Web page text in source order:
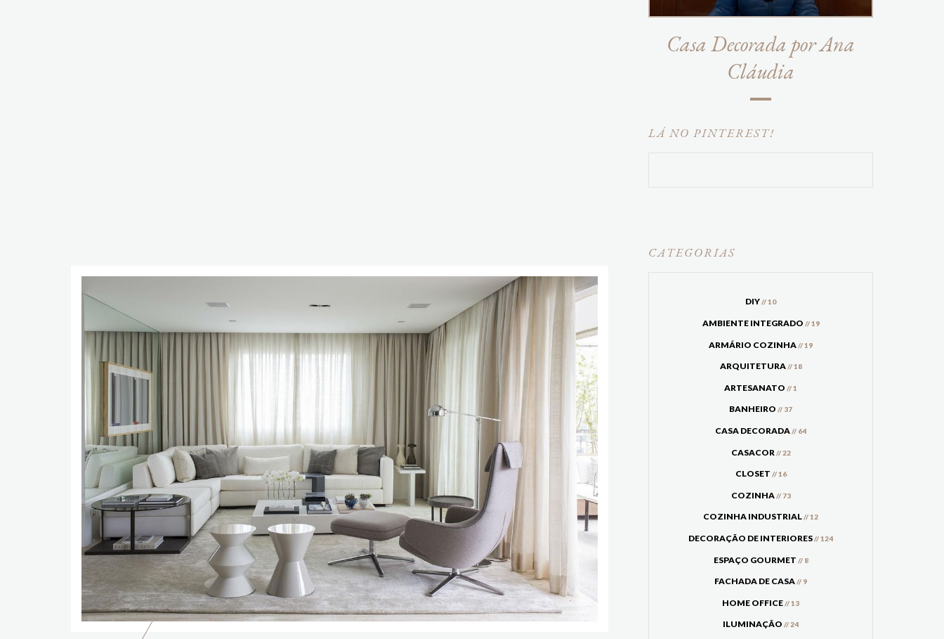
Casa Decorada por Ana
Cláudia
LÁ NO PINTEREST!
CATEGORIAS
DIY// 10
AMBIENTE INTEGRADO // 19
ARMÁRIO COZINHA// 19
ARQUITETURA// 18
ARTESANATO// 1
BANHEIRO// 37
CASA DECORADA// 64
CASACOR // 22
CLOSET // 16
COZINHA// 73
COZINHA INDUSTRIAL// 12
DECORAÇÃO DE INTERIORES// 124
ESPAÇO GOURMET // 8
FACHADA DE CASA// 9
HOME OFFICE// 13
ILUMINAÇÃO// 24